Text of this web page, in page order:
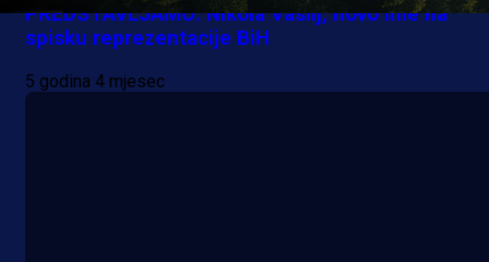
PREDSTAVLJAMO: Nikola Vasilj, novo ime na
spisku reprezentacije BiH
5 godina 4 mjesec